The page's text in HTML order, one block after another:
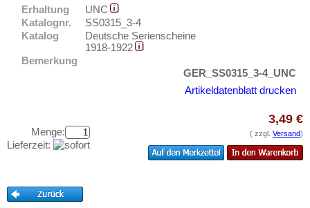
Emmendingen
Emmerich
Ems, Bad
Erfurt
Erkelenz
Eschershausen
Testbanknoten
Banknotenbriefe
Aufbewahrung
Ihre Bewertungen
Kontakt
Preislisten
Erhaltung
UNC
Katalognr.
SS0315_3-4
Katalog
Deutsche Serienscheine
1918-1922
Bemerkung
GER_SS0315_3-4_UNC
Artikeldatenblatt drucken
Menge:
Lieferzeit:
3,49 €
( zzgl. Versand)